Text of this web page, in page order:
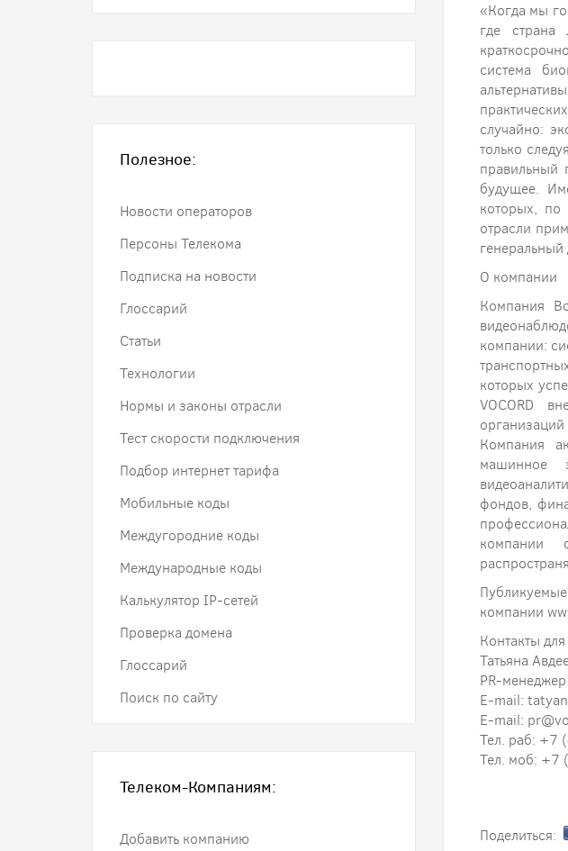
«Когда мы
где
система
случайно:
только
правильный
будущее.
которых, по
отрасли
О компании
Компания
компании:
которых
VOCORD
Компания
машинное
фондов,
компании
компании
Контакты
Татьяна
PR-менеджер
E-mail:
E-mail:
Тел. раб: +7
Тел. моб:
Поделиться:
Полезное:
Новости операторов
Персоны Телекома
Подписка на новости
Глоссарий
Статьи
Технологии
Нормы и законы отрасли
Тест скорости подключения
Подбор интернет тарифа
Мобильные коды
Междугородние коды
Международные коды
Калькулятор IP-сетей
Проверка домена
Глоссарий
Поиск по сайту
Телеком-Компаниям:
Добавить компанию